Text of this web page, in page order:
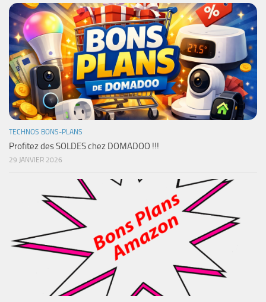
TECHNOS BONS-PLANS
Profitez des SOLDES chez DOMADOO !!!
29 JANVIER 2026